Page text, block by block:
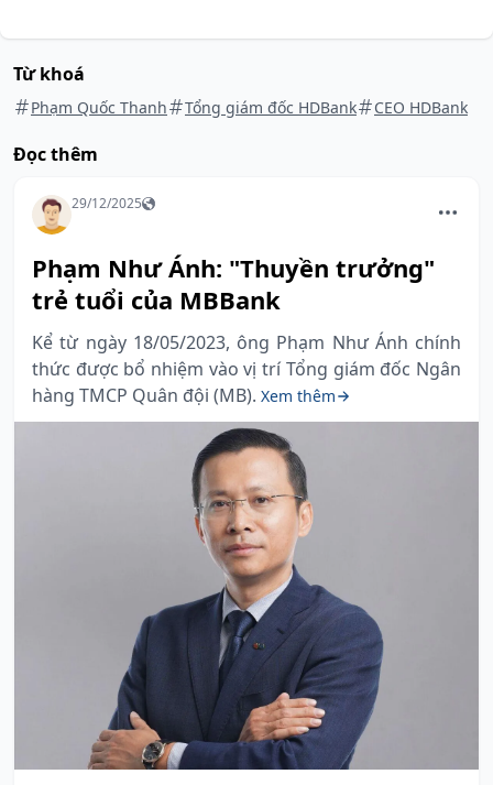
Từ khoá
Phạm Quốc Thanh Tổng giám đốc HDBank CEO HDBank
Đọc thêm
29/12/2025
Phạm Như Ánh: "Thuyền trưởng"
trẻ tuổi của MBBank
Kể từ ngày 18/05/2023, ông Phạm Như Ánh chính
thức được bổ nhiệm vào vị trí Tổng giám đốc Ngân
hàng TMCP Quân đội (MB). Xem thêm